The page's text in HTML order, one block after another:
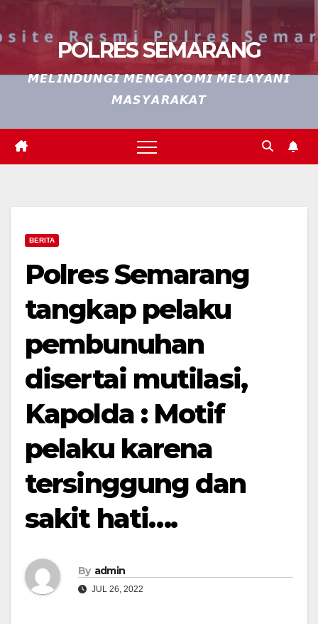
POLRES SEMARANG
𝙈𝙀𝙇𝙄𝙉𝘿𝙐𝙉𝙂𝙄 𝙈𝙀𝙉𝙂𝘼𝙔𝙊𝙈𝙄 𝙈𝙀𝙇𝘼𝙔𝘼𝙉𝙄
𝙈𝘼𝙎𝙔𝘼𝙍𝘼𝙆𝘼𝙏
BERITA
Polres Semarang
tangkap pelaku
pembunuhan
disertai mutilasi,
Kapolda : Motif
pelaku karena
tersinggung dan
sakit hati….
By admin
JUL 26, 2022